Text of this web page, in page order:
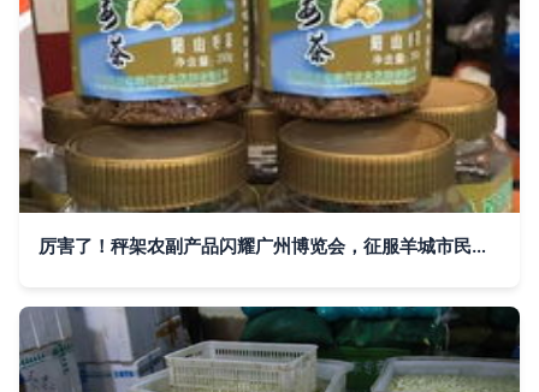
厉害了！秤架农副产品闪耀广州博览会，征服羊城市民味蕾